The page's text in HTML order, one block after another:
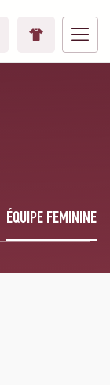
ÉQUIPE FEMININE